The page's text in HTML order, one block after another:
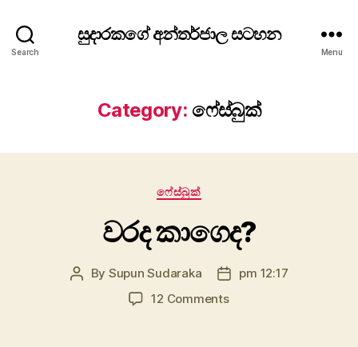
Search
සුදාරකගේ අන්තර්ජාල සටහන
Menu
Category: ෆේස්බුක්
Categories
ෆේස්බුක්
වරද කාගෙද?
Post
By Supun Sudaraka
Postpm 12:17
12 Commentson